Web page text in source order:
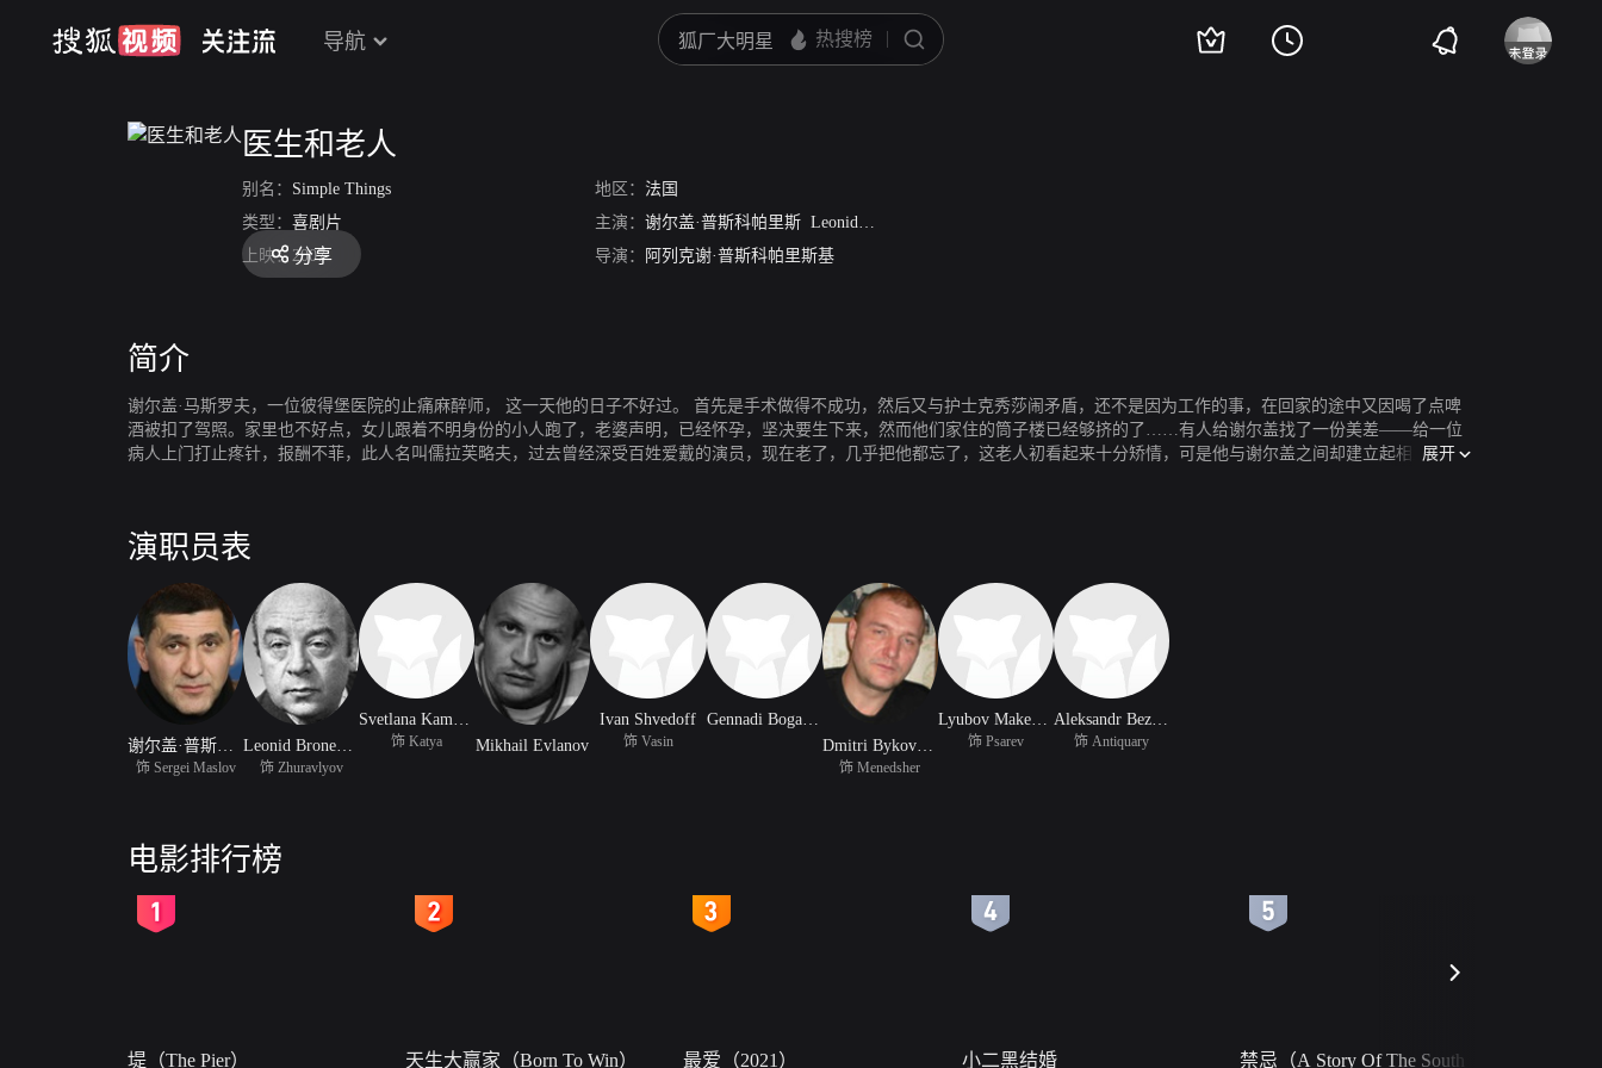
导航
医生和老人
别名： Simple Things 地区： 法国
类型： 喜剧片 主演： 谢尔盖·普斯科帕里斯 Leonid Bronevoy
上映： 2007 导演： 阿列克谢·普斯科帕里斯基
分享
简介
谢尔盖·马斯罗夫，一位彼得堡医院的止痛麻醉师， 这一天他的日子不好过。 首先是手术做得不成功，然后又与护士克秀莎闹矛盾，还不是因为工作的事，在回家的途中又因喝了点啤
酒被扣了驾照。家里也不好点，女儿跟着不明身份的小人跑了，老婆声明，已经怀孕，坚决要生下来，然而他们家住的筒子楼已经够挤的了……有人给谢尔盖找了一份美差——给一位
病人上门打止疼针，报酬不菲，此人名叫儒拉芙略夫，过去曾经深受百姓爱戴的演员，现在老了，几乎把他都忘了，这老人初看起来十分矫情，可是他与谢尔盖之间却建立起相互信任
展开
演职员表
饰 Sergei Maslov 饰 Zhuravlyov
Svetlana Kamynina
饰 Katya Mikhail Evlanov
Ivan Shvedoff
饰 Vasin
Gennadi Bogachyov
Dmitri Bykovsky
饰 Menedsher
Lyubov Makeyeva
饰 Psarev
Aleksandr Bezrukov
饰 Antiquary
电影排行榜
堤（The Pier） 天生大赢家（Born To Win） 最爱（2021） 小二黑结婚 禁忌（A Story Of The South